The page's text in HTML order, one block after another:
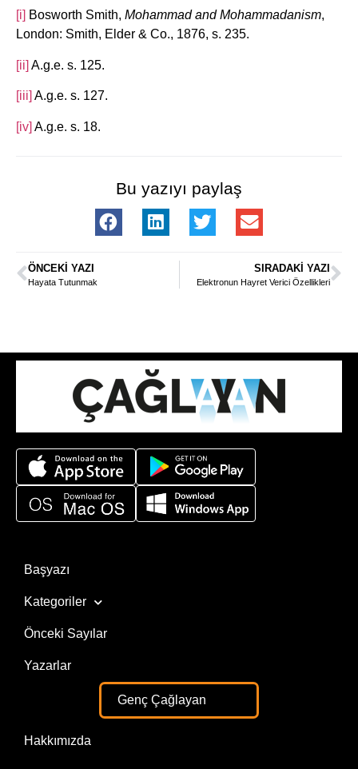
[i] Bosworth Smith, Mohammad and Mohammadanism,
London: Smith, Elder & Co., 1876, s. 235.
[ii] A.g.e. s. 125.
[iii] A.g.e. s. 127.
[iv] A.g.e. s. 18.
Bu yazıyı paylaş
ÖNCEKI YAZI
Hayata Tutunmak
SIRADAKI YAZI
Elektronun Hayret Verici Özellikleri
Başyazı
Kategoriler
Önceki Sayılar
Yazarlar
Genç Çağlayan
Hakkımızda